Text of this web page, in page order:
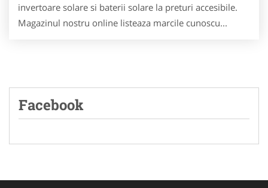
invertoare solare si baterii solare la preturi accesibile.
Magazinul nostru online listeaza marcile cunoscu...
Facebook